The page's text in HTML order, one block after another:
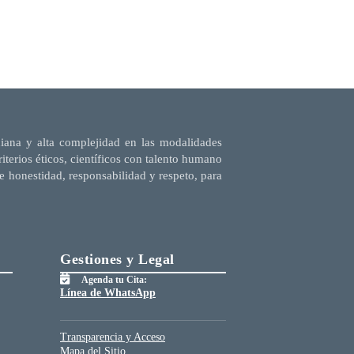
y alta complejidad en las modalidades
éticos, científicos con talento humano
responsabilidad y respeto, para
Gestiones y Legal
Agenda tu Cita:
Línea de WhatsApp
Transparencia y Acceso
Mapa del Sitio